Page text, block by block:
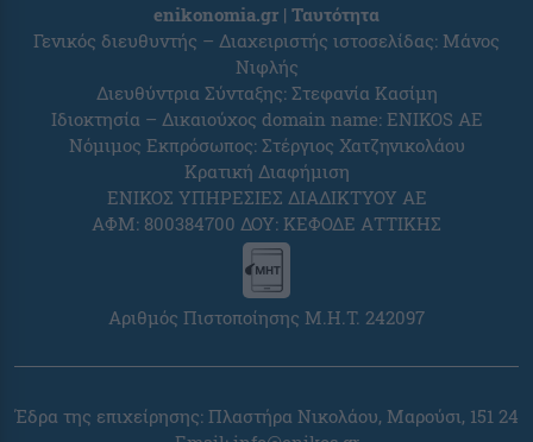
enikonomia.gr | Ταυτότητα
Γενικός διευθυντής – Διαχειριστής ιστοσελίδας: Μάνος
Νιφλής
Διευθύντρια Σύνταξης: Στεφανία Κασίμη
Ιδιοκτησία – Δικαιούχος domain name: ENIKOS AE
Νόμιμος Εκπρόσωπος: Στέργιος Χατζηνικολάου
Κρατική Διαφήμιση
ΕΝΙΚΟΣ ΥΠΗΡΕΣΙΕΣ ΔΙΑΔΙΚΤΥΟΥ ΑΕ
ΑΦΜ: 800384700 ΔΟΥ: ΚΕΦΟΔΕ ΑΤΤΙΚΗΣ
Αριθμός Πιστοποίησης Μ.Η.Τ. 242097
Έδρα της επιχείρησης: Πλαστήρα Νικολάου, Μαρούσι, 151 24